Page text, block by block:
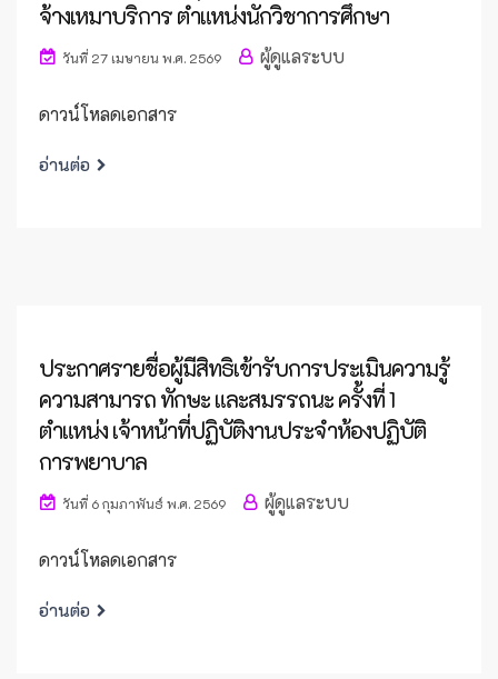
จ้างเหมาบริการ ตำแหน่งนักวิชาการศึกษา
วันที่ 27 เมษายน พ.ศ. 2569 ผู้ดูแลระบบ
ดาวน์โหลดเอกสาร
อ่านต่อ
ประกาศรายชื่อผู้มีสิทธิเข้ารับการประเมินความรู้
ความสามารถ ทักษะ และสมรรถนะ ครั้งที่ 1
ตำแหน่ง เจ้าหน้าที่ปฏิบัติงานประจำห้องปฏิบัติ
การพยาบาล
วันที่ 6 กุมภาพันธ์ พ.ศ. 2569 ผู้ดูแลระบบ
ดาวน์โหลดเอกสาร
อ่านต่อ